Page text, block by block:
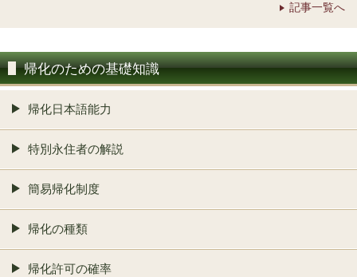
記事一覧へ
帰化のための基礎知識
帰化日本語能力
特別永住者の解説
簡易帰化制度
帰化の種類
帰化許可の確率